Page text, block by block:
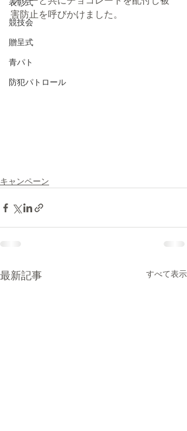
表彰式
競技会
贈呈式
青パト
防犯パトロール
害防止を呼びかけました。
キャンペーン
最新記事 すべて表示